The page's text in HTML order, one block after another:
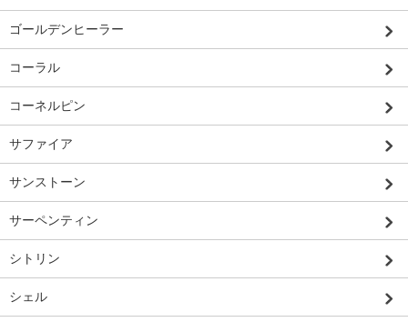
ゴールデンヒーラー
コーラル
コーネルピン
サファイア
サンストーン
サーペンティン
シトリン
シェル